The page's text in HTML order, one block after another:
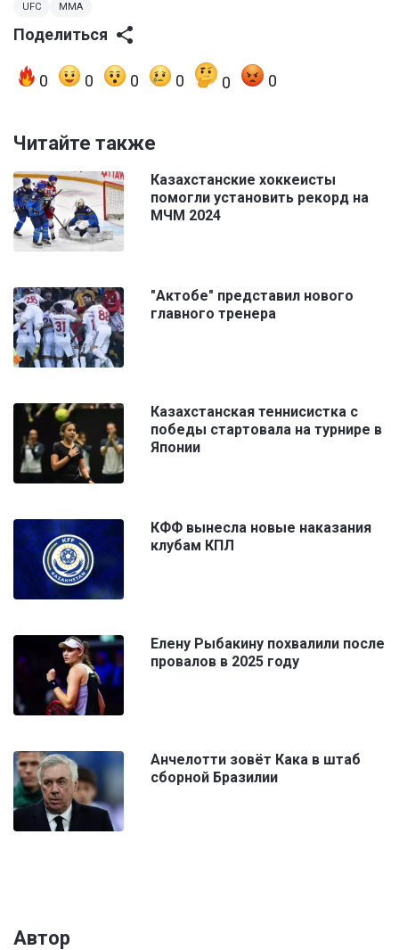
UFC MMA
Поделиться
0 0 0 0 0 0
Читайте также
Казахстанские хоккеисты
помогли установить рекорд на
МЧМ 2024
"Актобе" представил нового
главного тренера
Казахстанская теннисистка с
победы стартовала на турнире в
Японии
КФФ вынесла новые наказания
клубам КПЛ
Елену Рыбакину похвалили после
провалов в 2025 году
Анчелотти зовёт Кака в штаб
сборной Бразилии
Автор